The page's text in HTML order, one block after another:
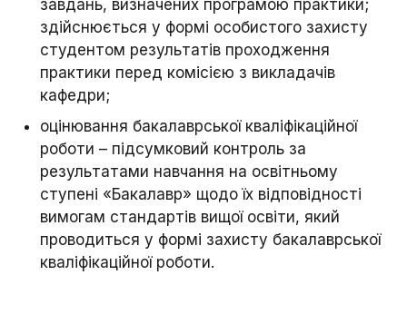
завдань, визначених програмою практики;
здійснюється у формі особистого захисту
студентом результатів проходження
практики перед комісією з викладачів
кафедри;
оцінювання бакалаврської кваліфікаційної
роботи – підсумковий контроль за
результатами навчання на освітньому
ступені «Бакалавр» щодо їх відповідності
вимогам стандартів вищої освіти, який
проводиться у формі захисту бакалаврської
кваліфікаційної роботи.